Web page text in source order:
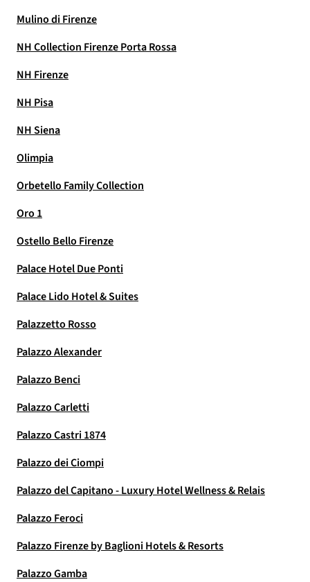
Mulino di Firenze
NH Collection Firenze Porta Rossa
NH Firenze
NH Pisa
NH Siena
Olimpia
Orbetello Family Collection
Oro 1
Ostello Bello Firenze
Palace Hotel Due Ponti
Palace Lido Hotel & Suites
Palazzetto Rosso
Palazzo Alexander
Palazzo Benci
Palazzo Carletti
Palazzo Castri 1874
Palazzo dei Ciompi
Palazzo del Capitano - Luxury Hotel Wellness & Relais
Palazzo Feroci
Palazzo Firenze by Baglioni Hotels & Resorts
Palazzo Gamba